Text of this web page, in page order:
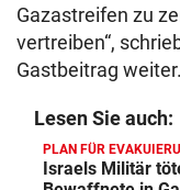
Gazastreifen zu
vertreiben“,
Gastbeitrag weiter.
Lesen Sie auch:
PLAN FÜR
Israels Militär